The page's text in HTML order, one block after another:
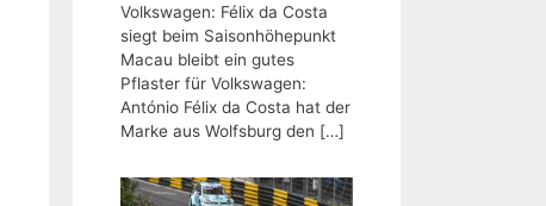
Volkswagen: Félix da Costa
siegt beim Saisonhöhepunkt
Macau bleibt ein gutes
Pflaster für Volkswagen:
António Félix da Costa hat der
Marke aus Wolfsburg den […]